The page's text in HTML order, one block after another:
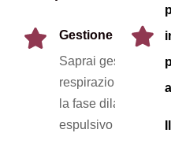
Gestione della
Saprai gestire la
respirazione
la fase dilatante e il
espulsivo